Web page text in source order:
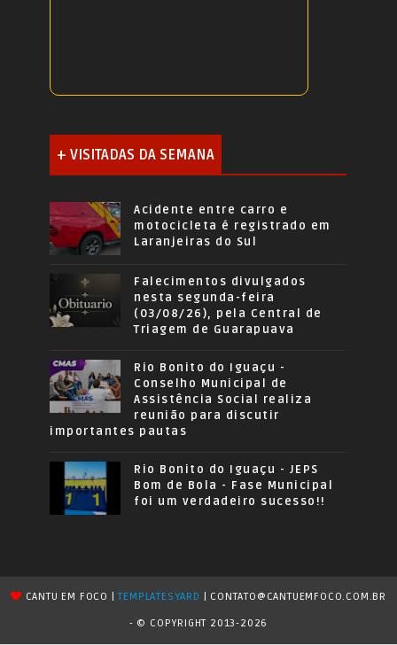
+ VISITADAS DA SEMANA
Acidente entre carro e
motocicleta é registrado em
Laranjeiras do Sul
Falecimentos divulgados
nesta segunda-feira
(03/08/26), pela Central de
Triagem de Guarapuava
Rio Bonito do Iguaçu -
Conselho Municipal de
Assistência Social realiza
reunião para discutir
importantes pautas
Rio Bonito do Iguaçu - JEPS
Bom de Bola - Fase Municipal
foi um verdadeiro sucesso!!
CANTU EM FOCO |TEMPLATESYARD | CONTATO@CANTUEMFOCO.COM.BR
- © COPYRIGHT 2013-2026